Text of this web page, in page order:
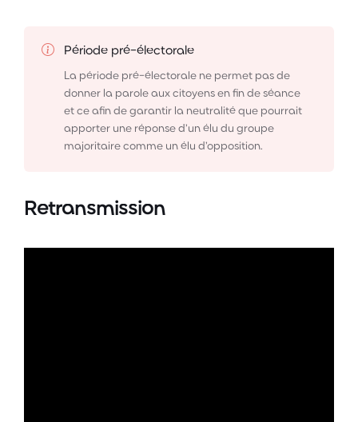
Période pré-électorale
La période pré-électorale ne permet pas de
donner la parole aux citoyens en fin de séance
et ce afin de garantir la neutralité que pourrait
apporter une réponse d’un élu du groupe
majoritaire comme un élu d’opposition.
Retransmission